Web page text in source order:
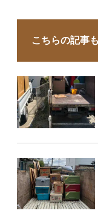
こちらの記事